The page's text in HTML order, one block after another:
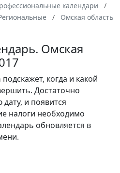
календари
Омская область
Омская
подскажет, когда и какой
Достаточно
и появится
налоги необходимо
обновляется в